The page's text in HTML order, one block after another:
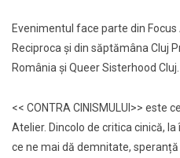
Evenimentul face parte din
Reciproca și din săptămâna Cluj
România și Queer Sisterhood Cluj.
<< CONTRA CINISMULUI>> este
Atelier. Dincolo de critica cinică,
ce ne mai dă demnitate,